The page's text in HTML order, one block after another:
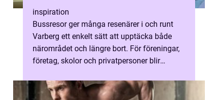
inspiration
Bussresor ger många resenärer i och runt
Varberg ett enkelt sätt att upptäcka både
närområdet och längre bort. För föreningar,
företag, skolor och privatpersoner blir